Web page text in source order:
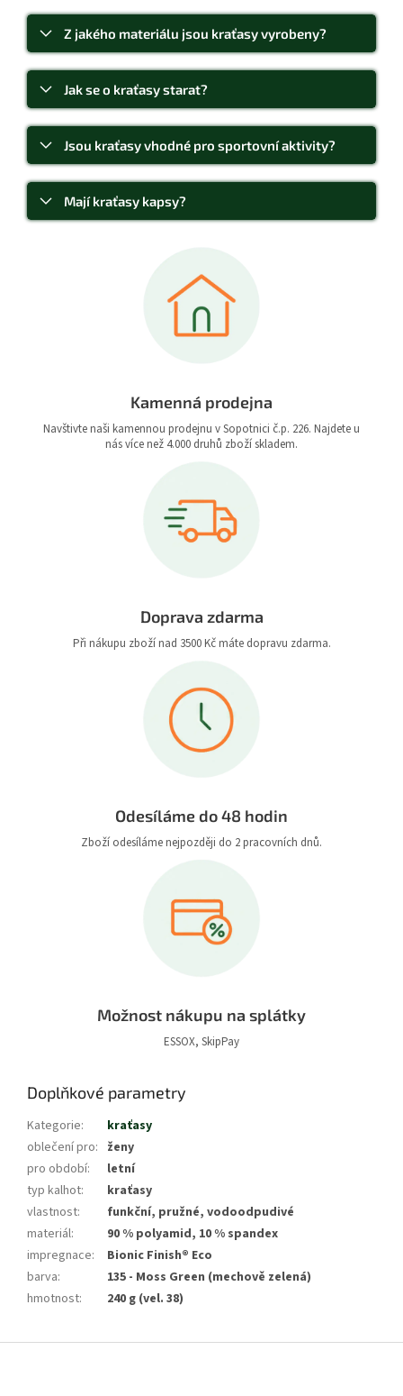
Z jakého materiálu jsou kraťasy vyrobeny?
Jak se o kraťasy starat?
Jsou kraťasy vhodné pro sportovní aktivity?
Mají kraťasy kapsy?
Kamenná prodejna
Navštivte naši kamennou prodejnu v Sopotnici č.p. 226. Najdete u
nás více než 4.000 druhů zboží skladem.
Doprava zdarma
Při nákupu zboží nad 3500 Kč máte dopravu zdarma.
Odesíláme do 48 hodin
Zboží odesíláme nejpozději do 2 pracovních dnů.
Možnost nákupu na splátky
ESSOX, SkipPay
Doplňkové parametry
Kategorie:
kraťasy
oblečení pro: ženy
pro období:
letní
typ kalhot:
kraťasy
vlastnost:
funkční, pružné, vodoodpudivé
materiál:
90 % polyamid, 10 % spandex
impregnace:
Bionic Finish® Eco
barva:
135 - Moss Green (mechově zelená)
hmotnost: 240 g (vel. 38)